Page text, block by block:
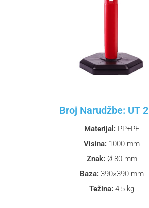
Broj Narudžbe: UT
Materijal: PP+PE
Visina: 1000 mm
Znak: Ø 80 mm
Baza: 390×390 mm
Težina: 4,5 kg